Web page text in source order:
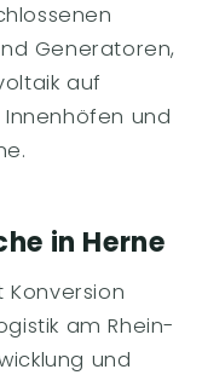
Generatoren,
auf
und
in Herne
Konversion
am Rhein-
und